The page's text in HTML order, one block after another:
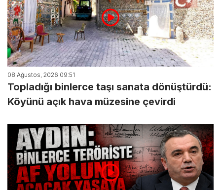
08 Ağustos, 2026 09:51
Topladığı binlerce taşı sanata dönüştürdü:
Köyünü açık hava müzesine çevirdi